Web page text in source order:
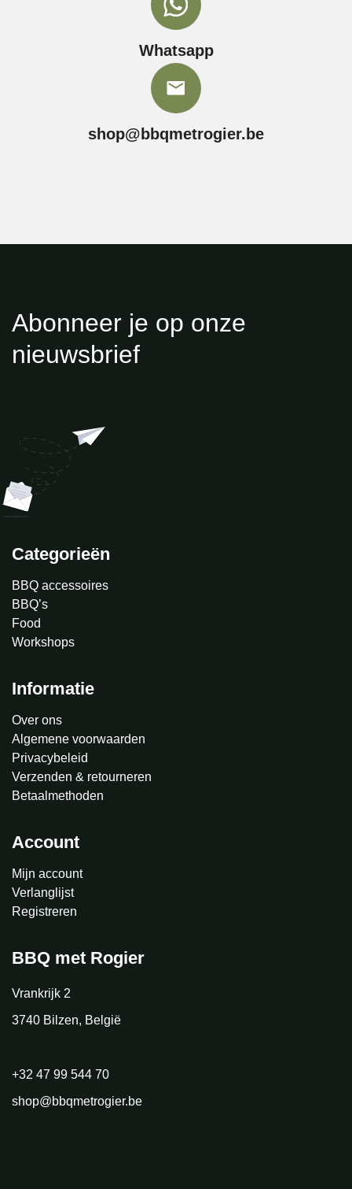
Whatsapp
shop@bbqmetrogier.be
Abonneer je op onze
nieuwsbrief
Categorieën
BBQ accessoires
BBQ’s
Food
Workshops
Informatie
Over ons
Algemene voorwaarden
Privacybeleid
Verzenden & retourneren
Betaalmethoden
Account
Mijn account
Verlanglijst
Registreren
BBQ met Rogier
Vrankrijk 2
3740 Bilzen, België
+32 47 99 544 70
shop@bbqmetrogier.be